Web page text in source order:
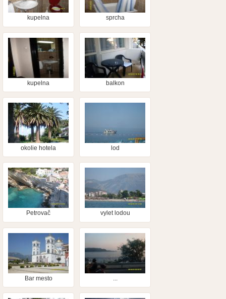
kupelna sprcha
kupelna balkon
okolie hotela lod
Petrovač vylet lodou
Bar mesto